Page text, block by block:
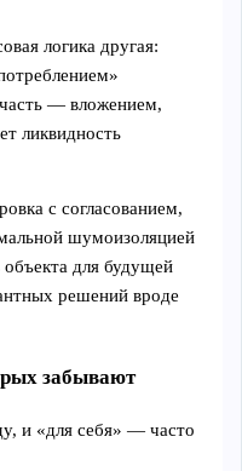
логика другая:
— вложением,
ликвидность
с согласованием,
шумоизоляцией
для будущей
решений вроде
забывают
и «для себя» — часто